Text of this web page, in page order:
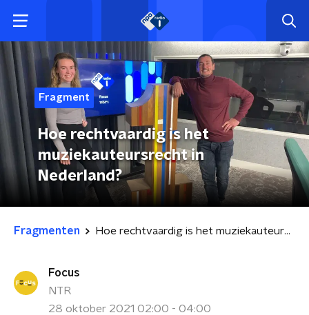
Fragment
Hoe rechtvaardig is het
muziekauteursrecht in
Nederland?
Fragmenten Hoe rechtvaardig is het muziekauteursrecht in Nederland?
Focus
NTR
28 oktober 2021 02:00 - 04:00